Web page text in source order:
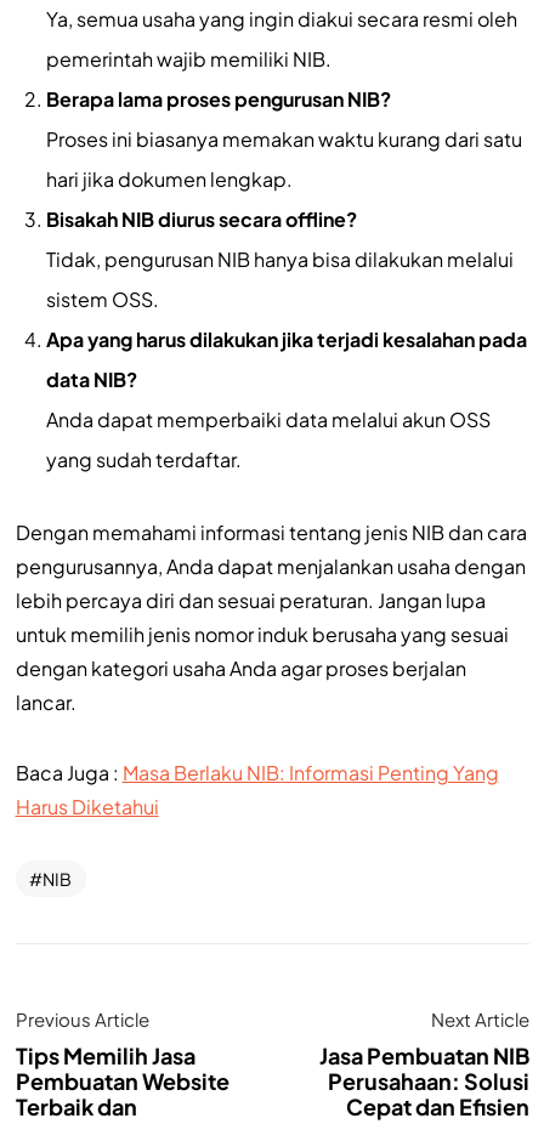
Ya, semua usaha yang ingin diakui secara resmi oleh
pemerintah wajib memiliki NIB.
Berapa lama proses pengurusan NIB?
Proses ini biasanya memakan waktu kurang dari satu
hari jika dokumen lengkap.
Bisakah NIB diurus secara offline?
Tidak, pengurusan NIB hanya bisa dilakukan melalui
sistem OSS.
Apa yang harus dilakukan jika terjadi kesalahan pada
data NIB?
Anda dapat memperbaiki data melalui akun OSS
yang sudah terdaftar.
Dengan memahami informasi tentang jenis NIB dan cara
pengurusannya, Anda dapat menjalankan usaha dengan
lebih percaya diri dan sesuai peraturan. Jangan lupa
untuk memilih jenis nomor induk berusaha yang sesuai
dengan kategori usaha Anda agar proses berjalan
lancar.
Baca Juga : Masa Berlaku NIB: Informasi Penting Yang
Harus Diketahui
NIB
Previous Article
Tips Memilih Jasa
Pembuatan Website
Terbaik dan
Next Article
Jasa Pembuatan NIB
Perusahaan: Solusi
Cepat dan Efisien